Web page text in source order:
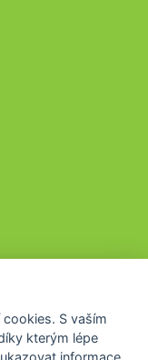
cookies. S vaším
kterým lépe
ukazovat informace,